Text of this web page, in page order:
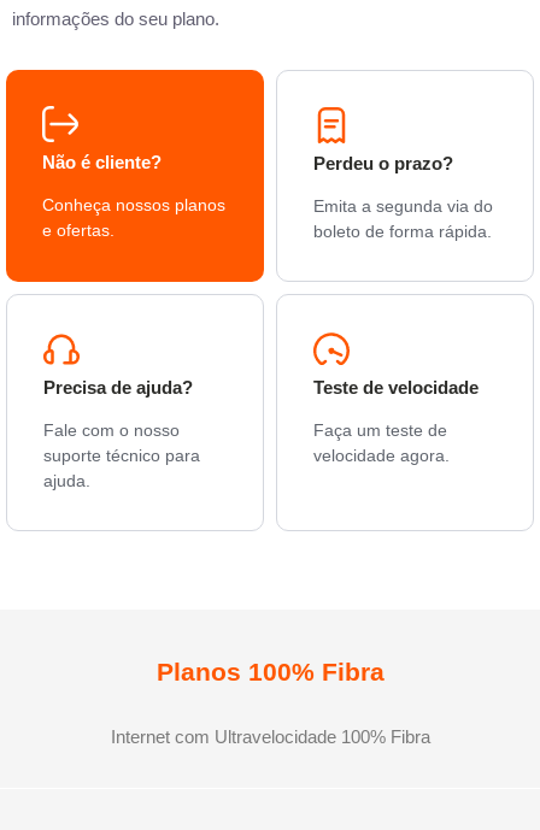
informações do seu plano.
Não é cliente?
Conheça nossos planos
e ofertas.
Perdeu o prazo?
Emita a segunda via do
boleto de forma rápida.
Precisa de ajuda?
Fale com o nosso
suporte técnico para
ajuda.
Teste de velocidade
Faça um teste de
velocidade agora.
Planos 100% Fibra
Internet com Ultravelocidade 100% Fibra